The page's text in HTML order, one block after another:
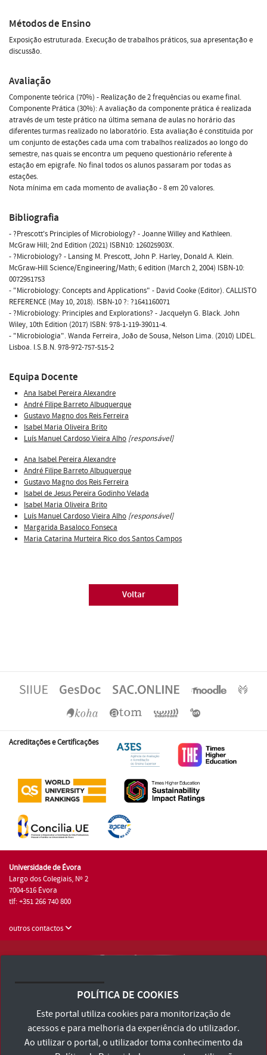
Métodos de Ensino
Exposição estruturada. Execução de trabalhos práticos, sua apresentação e
discussão.
Avaliação
Componente teórica (70%) - Realização de 2 frequências ou exame final.
Componente Prática (30%): A avaliação da componente prática é realizada
através de um teste prático na última semana de aulas no horário das
diferentes turmas realizado no laboratório. Esta avaliação é constituida por
um conjunto de estações cada uma com trabalhos realizados ao longo do
semestre, nas quais se encontra um pequeno questionário referente à
estação em epigrafe. No final todos os alunos passaram por todas as
estações.
Nota mínima em cada momento de avaliação - 8 em 20 valores.
Bibliografia
- ?Prescott's Principles of Microbiology? - Joanne Willey and Kathleen.
McGraw Hill; 2nd Edition (2021) ISBN10: 126025903X.
- ?Microbiology? - Lansing M. Prescott, John P. Harley, Donald A. Klein.
McGraw-Hill Science/Engineering/Math; 6 edition (March 2, 2004) ISBN-10:
0072951753
- "Microbiology: Concepts and Applications" - David Cooke (Editor). CALLISTO
REFERENCE (May 10, 2018). ISBN-10 ?: ?1641160071
- ?Microbiology: Principles and Explorations? - Jacquelyn G. Black. John
Wiley, 10th Edition (2017) ISBN: 978-1-119-39011-4.
- "Microbiologia". Wanda Ferreira, João de Sousa, Nelson Lima. (2010) LIDEL.
Lisboa. I.S.B.N. 978-972-757-515-2
Equipa Docente
Ana Isabel Pereira Alexandre
André Filipe Barreto Albuquerque
Gustavo Magno dos Reis Ferreira
Isabel Maria Oliveira Brito
Luís Manuel Cardoso Vieira Alho [responsável]
Ana Isabel Pereira Alexandre
André Filipe Barreto Albuquerque
Gustavo Magno dos Reis Ferreira
Isabel de Jesus Pereira Godinho Velada
Isabel Maria Oliveira Brito
Luís Manuel Cardoso Vieira Alho [responsável]
Margarida Basaloco Fonseca
Maria Catarina Murteira Rico dos Santos Campos
Voltar
Acreditações e Certificações
Universidade de Évora
Largo dos Colegiais, Nº 2
7004-516 Évora
tlf: +351 266 740 800
outros contactos
Consulte os Termos e Condições e Política de Privacidade
Declaração de Acessibilidade
POLÍTICA DE COOKIES
Este portal utiliza cookies para monitorização de
acessos e para melhoria da experiência do utilizador.
Ao utilizar o portal, o utilizador toma conhecimento da